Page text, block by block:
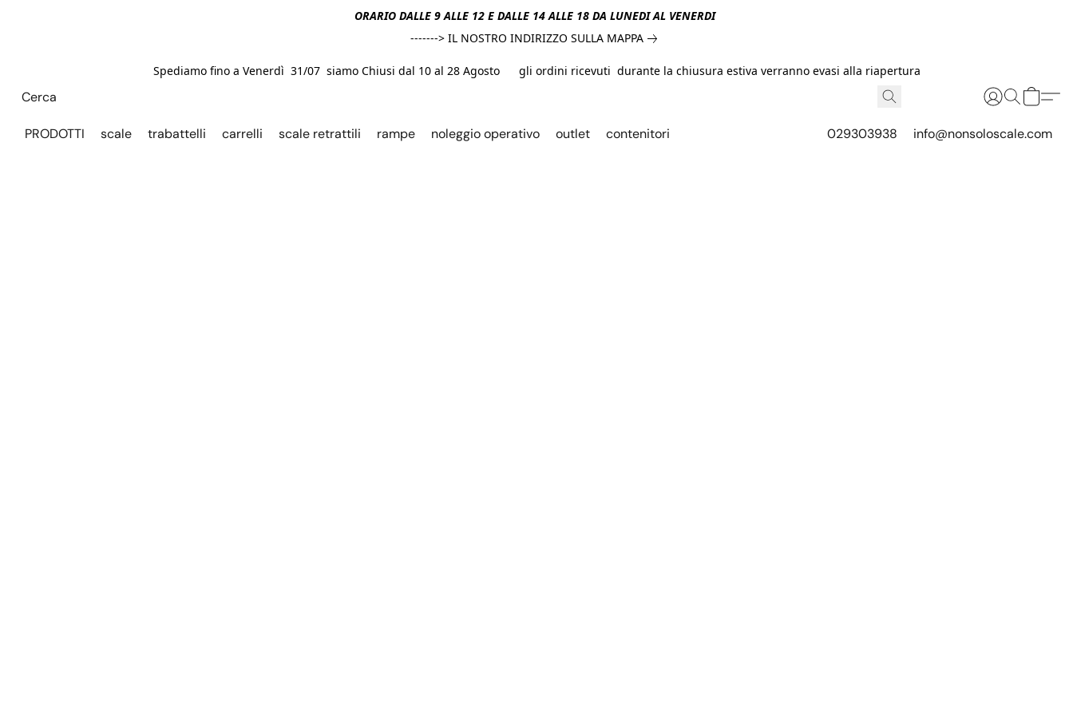
ORARIO DALLE 9 ALLE 12 E DALLE 14 ALLE 18 DA LUNEDI AL VENERDI
-------> IL NOSTRO INDIRIZZO SULLA MAPPA
Spediamo fino a Venerdì 31/07 siamo Chiusi dal 10 al 28 Agosto gli ordini ricevuti durante la chiusura estiva verranno evasi alla riapertura
PRODOTTI scale trabattelli carrelli scale retrattili rampe noleggio operativo outlet contenitori 029303938 info@nonsoloscale.com